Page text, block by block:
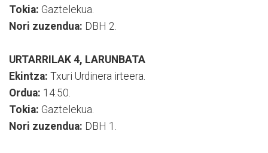
Tokia: Gaztelekua.
Nori zuzendua: DBH 2.
URTARRILAK 4, LARUNBATA
Ekintza: Txuri Urdinera irteera.
Ordua: 14:50.
Tokia: Gaztelekua.
Nori zuzendua: DBH 1.